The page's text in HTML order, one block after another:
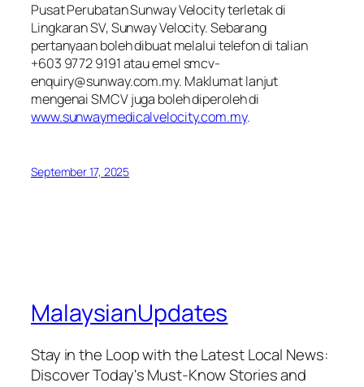
Pusat Perubatan Sunway Velocity terletak di
Lingkaran SV, Sunway Velocity. Sebarang
pertanyaan boleh dibuat melalui telefon di talian
+603 9772 9191 atau emel smcv-
enquiry@sunway.com.my. Maklumat lanjut
mengenai SMCV juga boleh diperoleh di
www.sunwaymedicalvelocity.com.my.
September 17, 2025
MalaysianUpdates
Stay in the Loop with the Latest Local News:
Discover Today's Must-Know Stories and